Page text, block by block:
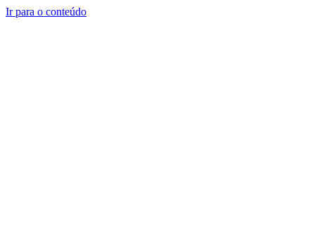
Ir para o conteúdo